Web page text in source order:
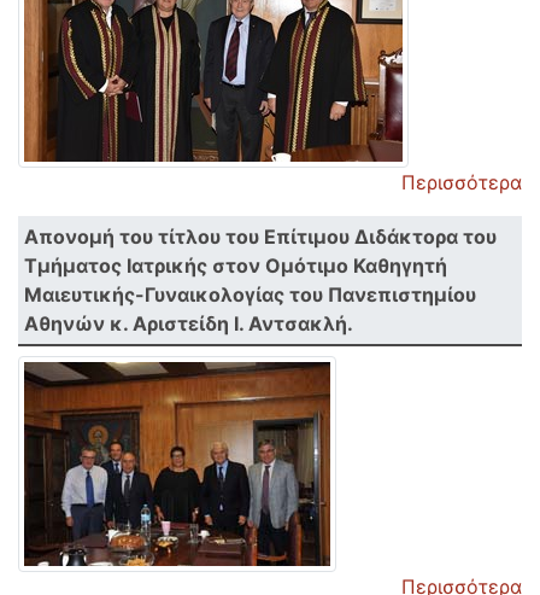
Περισσότερα
Απονομή του τίτλου του Επίτιμου Διδάκτορα του
Τμήματος Ιατρικής στον Ομότιμο Καθηγητή
Μαιευτικής-Γυναικολογίας του Πανεπιστημίου
Αθηνών κ. Αριστείδη Ι. Αντσακλή.
Περισσότερα